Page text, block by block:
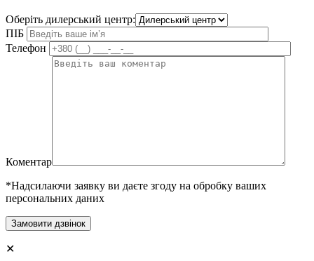
Оберіть дилерський центр:
ПІБ
Телефон
Коментар
*Надсилаючи заявку ви даєте згоду на обробку ваших
персональних даних
✕